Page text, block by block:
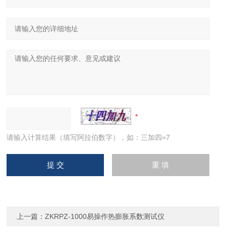
请输入计算结果（填写阿拉伯数字），如：三加四=7
上一篇：ZKRPZ-1000易操作热膨胀系数测试仪